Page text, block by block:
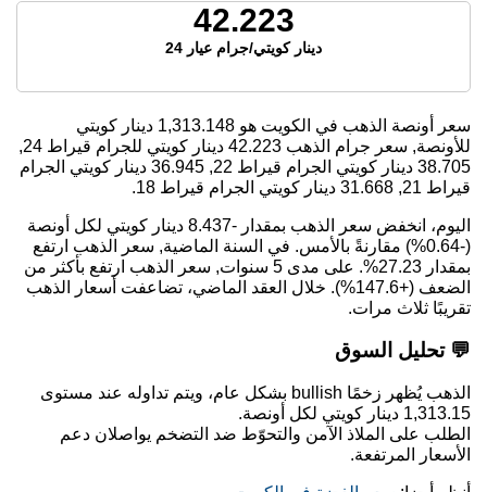
42.223
دينار كويتي/جرام عيار 24
سعر أونصة الذهب في الكويت هو 1,313.148 دينار كويتي
للأونصة, سعر جرام الذهب 42.223 دينار كويتي للجرام قيراط 24,
38.705 دينار كويتي الجرام قيراط 22, 36.945 دينار كويتي الجرام
قيراط 21,
31.668 دينار كويتي الجرام قيراط 18.
اليوم، انخفض سعر الذهب بمقدار -8.437 دينار كويتي لكل أونصة
(-0.64%) مقارنةً بالأمس. في السنة الماضية, سعر الذهب ارتفع
بمقدار 27.23%. على مدى 5 سنوات, سعر الذهب ارتفع بأكثر من
الضعف (+147.6%). خلال العقد الماضي، تضاعفت أسعار الذهب
تقريبًا ثلاث مرات.
💬 تحليل السوق
الذهب يُظهر زخمًا bullish بشكل عام، ويتم تداوله عند مستوى
1,313.15 دينار كويتي لكل أونصة.
الطلب على الملاذ الآمن والتحوّط ضد التضخم يواصلان دعم
الأسعار المرتفعة.